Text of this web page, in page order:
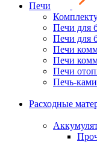
Печи
Печи для
Печи для
Печи
Печи
Печи
Печь-
Расходные